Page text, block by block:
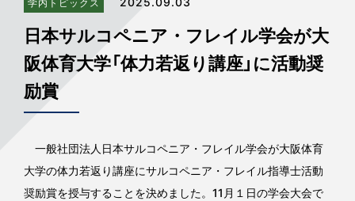
日本サルコペニア・フレイル学会が大
阪体育大学「体力若返り講座」に活動奨
励賞
一般社団法人日本サルコペニア・フレイル学会が大阪体育
大学の体力若返り講座にサルコペニア・フレイル指導士活動
奨励賞を授与することを決めました。11月１日の学会大会で